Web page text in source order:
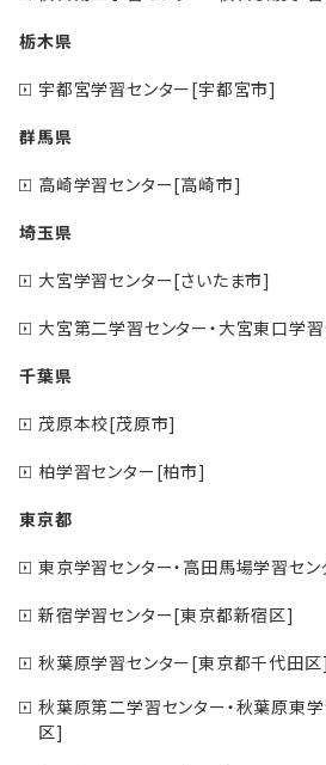
栃木県
宇都宮学習センター[宇都宮市]
群馬県
高崎学習センター[高崎市]
埼玉県
大宮学習センター[さいたま市]
大宮第二学習センター・大宮東口学
千葉県
茂原本校[茂原市]
柏学習センター[柏市]
東京都
東京学習センター・高田馬場学習セ
新宿学習センター[東京都新宿区]
秋葉原学習センター[東京都千代田区]
秋葉原第二学習センター・秋葉原東
区]